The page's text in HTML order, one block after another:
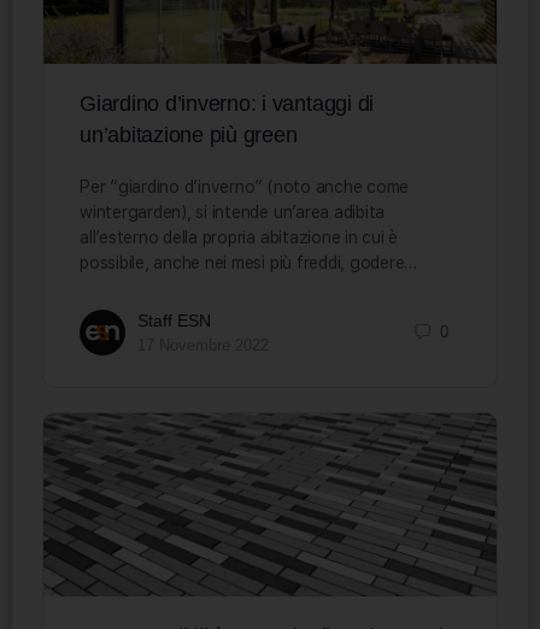
Giardino d’inverno: i vantaggi di
un’abitazione più green
Per “giardino d’inverno” (noto anche come
wintergarden), si intende un’area adibita
all’esterno della propria abitazione in cui è
possibile, anche nei mesi più freddi, godere…
Staff ESN
0